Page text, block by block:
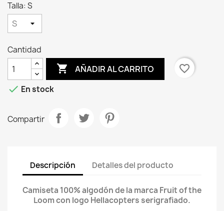
Talla: S
Cantidad
 AÑADIR AL CARRITO
favorite_border
 En stock
Compartir
Descripción Detalles del producto
Camiseta 100% algodón de la marca Fruit of the
Loom con logo Hellacopters serigrafiado.